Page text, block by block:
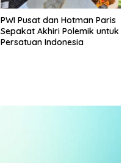
PWI Pusat dan Hotman Paris
Sepakat Akhiri Polemik untuk
Persatuan Indonesia